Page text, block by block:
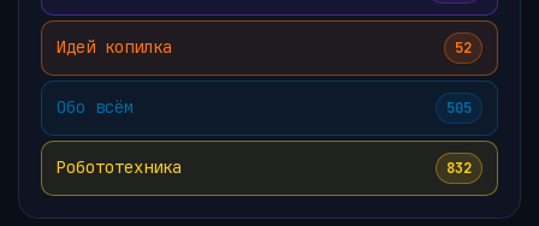
Идей копилка 52
Обо всём 505
Робототехника 832